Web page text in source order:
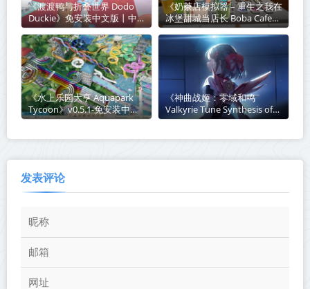
《渡渡鸭与折叠世界 Dodo
Duckie》免安装中文版丨中
文版网盘下载
《奶茶店模拟器 – 重生之我在
冰堡甜城当店长 Boba Cafe
Simulator》v1.034-免安装中
文版丨中文版网盘下载
《水上乐园大亨 Aquapark
Tycoon》v0.5.1-免安装中文
版丨中文版网盘下载
《神曲战姬：零域和鸣
Valkyrie Tune Synthesis of
Souls》Build.23850624-免安
发表评论